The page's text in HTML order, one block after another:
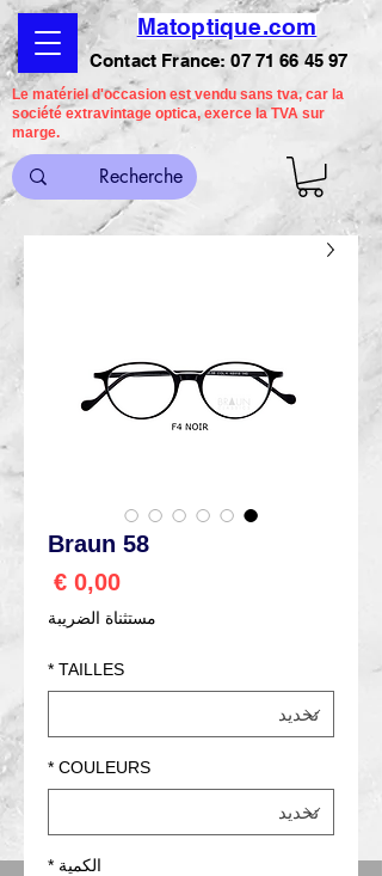
Matoptique.com
Contact France:07 71 66 45 97
Le matériel d'occasion est vendu sans tva, car la
société extravintage optica, exerce la TVA sur
marge.
Braun 58
مستثناة الضريبة
TAILLES
*
COULEURS
*
الكمية *